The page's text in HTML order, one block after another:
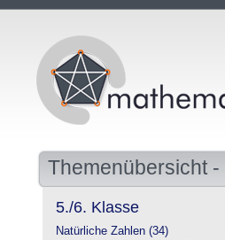
Themenübersicht
5./6. Klasse
Natürliche Zahlen (34)